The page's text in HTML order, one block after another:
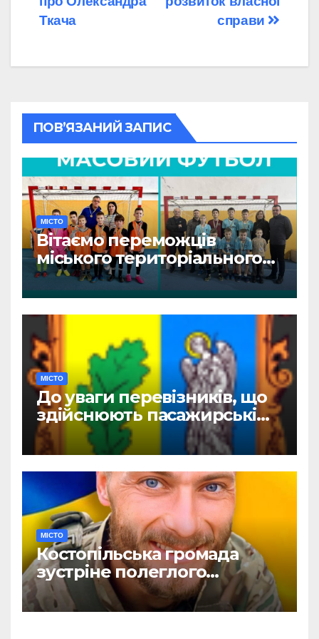
справи
Ткача
ПОВ’ЯЗАНИЙ ЗАПИС
МІСТО
Вітаємо переможців
міського територіального
етапу змагань «Пліч-о-пліч:
Всеукраїнські шкільні ліги»
МІСТО
До уваги перевізників, що
здійснюють пасажирські
перевезення
МІСТО
Костопільська громада
зустріне полеглого
головного сержанта Сергія
Василюка